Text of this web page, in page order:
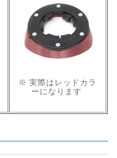
※ 実際はレッドカラ
ーになります